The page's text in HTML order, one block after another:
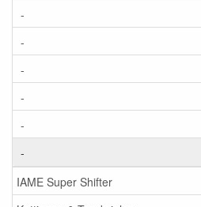
-
-
-
-
-
-
IAME Super Shifter